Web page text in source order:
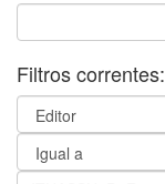
Filtros correntes: